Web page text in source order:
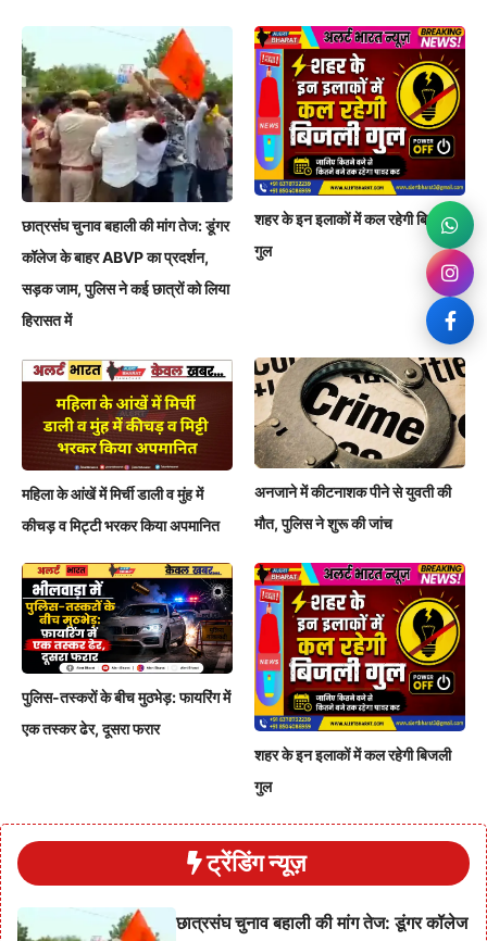
छात्रसंघ चुनाव बहाली की मांग तेज: डूंगर
कॉलेज के बाहर ABVP का प्रदर्शन,
सड़क जाम, पुलिस ने कई छात्रों को लिया
हिरासत में
शहर के इन इलाकों में कल रहेगी बिजली
गुल
महिला के आंखें में मिर्ची डाली व मुंह में
कीचड़ व मिट्टी भरकर किया अपमानित
अनजाने में कीटनाशक पीने से युवती की
मौत, पुलिस ने शुरू की जांच
पुलिस-तस्करों के बीच मुठभेड़: फायरिंग में
एक तस्कर ढेर, दूसरा फरार
शहर के इन इलाकों में कल रहेगी बिजली
गुल
ट्रेंडिंग न्यूज़
छात्रसंघ चुनाव बहाली की मांग तेज: डूंगर कॉलेज